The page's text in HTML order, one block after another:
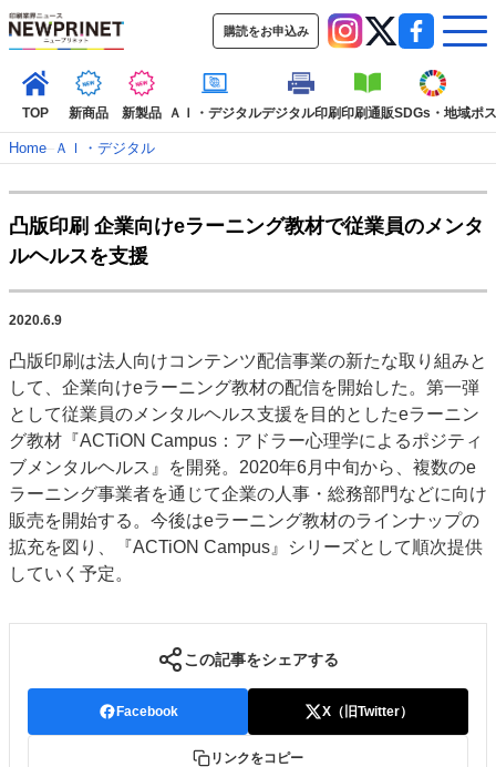
購読をお申込み
TOP 新商品 新製品 ＡＩ・デジタルデジタル印刷印刷通販SDGs・地域ポ
TOP
新着記事
インタビュー
SDGs・地域
ポストプレス ビジネス イベント 信用情報
業界
市場・統計
人事・移転・異動・訃報
特集記事カテゴリー一覧
2022 見える化・MIS特集
特集・デジタル印刷 アイデアで勝負！ ～多様なビジネス・多彩な商材～
JAPAN PACK 2023 特集
中古印刷機・製本機特集
2022 検査・校正特集
特集・デジタル印刷 ～ 新成長軌道を描く
案内
JFPI印刷用語集 印刷機材年鑑
会社案内
購読・購入申し込み
サイトポリシー
Home– ＡＩ・デジタル
凸版印刷 企業向けeラーニング教材で従業員のメンタ
ルヘルスを支援
2020.6.9
凸版印刷は法人向けコンテンツ配信事業の新たな取り組みと
して、企業向けeラーニング教材の配信を開始した。第一弾
として従業員のメンタルヘルス支援を目的としたeラーニン
グ教材『ACTiON Campus：アドラー心理学によるポジティ
ブメンタルヘルス』を開発。2020年6月中旬から、複数のe
ラーニング事業者を通じて企業の人事・総務部門などに向け
販売を開始する。今後はeラーニング教材のラインナップの
拡充を図り、『ACTiON Campus』シリーズとして順次提供
していく予定。
この記事をシェアする
Facebook X（旧Twitter）
リンクをコピー